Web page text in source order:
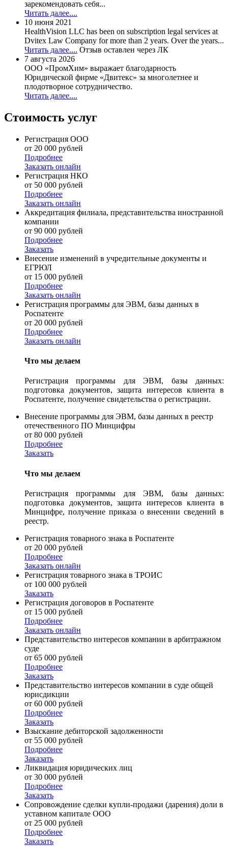
зарекомендовать себя...
Читать далее....
10 июня 2021
HealthVision LLC has been on subscription legal services at
Dvitex Law Company for more than 2 years. Over the years...
Читать далее.... Отзыв оставлен через ЛК
7 августа 2026
ООО «ПромХим» выражает благодарность
Юридической фирме «Двитекс» за многолетнее и
плодотворное сотрудничество.
Читать далее....
Стоимость услуг
Регистрация ООО
от 20 000 рублей
Подробнее
Заказать онлайн
Регистрация НКО
от 50 000 рублей
Подробнее
Заказать онлайн
Аккредитация филиала, представительства иностранной
компании
от 90 000 рублей
Подробнее
Заказать
Внесение изменений в учредительные документы и
ЕГРЮЛ
от 15 000 рублей
Подробнее
Заказать онлайн
Регистрация программы для ЭВМ, базы данных в
Роспатенте
от 20 000 рублей
Подробнее
Заказать онлайн
Что мы делаем
Регистрация программы для ЭВМ, базы данных:
подготовка документов, защита интересов клиента в
Роспатенте, получение свидетельства о регистрации.
Внесение программы для ЭВМ, базы данных в реестр
отечественного ПО Минцифры
от 80 000 рублей
Подробнее
Заказать
Что мы делаем
Регистрация программы для ЭВМ, базы данных:
подготовка документов, защита интересов клиента в
Минцифре, получение приказа о внесении сведений в
реестр.
Регистрация товарного знака в Роспатенте
от 20 000 рублей
Подробнее
Заказать онлайн
Регистрация товарного знака в ТРОИС
от 100 000 рублей
Заказать
Регистрация договоров в Роспатенте
от 15 000 рублей
Подробнее
Заказать онлайн
Представительство интересов компании в арбитражном
суде
от 65 000 рублей
Подробнее
Заказать
Представительство интересов компании в суде общей
юрисдикции
от 60 000 рублей
Подробнее
Заказать
Взыскание дебиторской задолженности
от 55 000 рублей
Подробнее
Заказать
Ликвидация юридических лиц
от 30 000 рублей
Подробнее
Заказать
Сопровождение сделки купли-продажи (дарения) доли в
уставном капитале ООО
от 25 000 рублей
Подробнее
Заказать